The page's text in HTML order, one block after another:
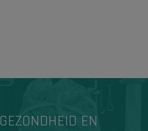
GEZONDHEID EN